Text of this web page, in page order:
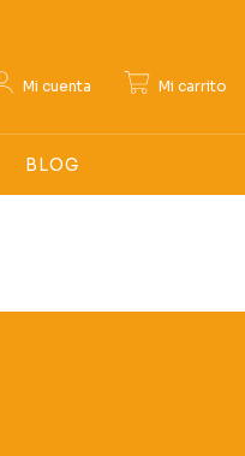
Mi cuenta Mi carrito
BLOG